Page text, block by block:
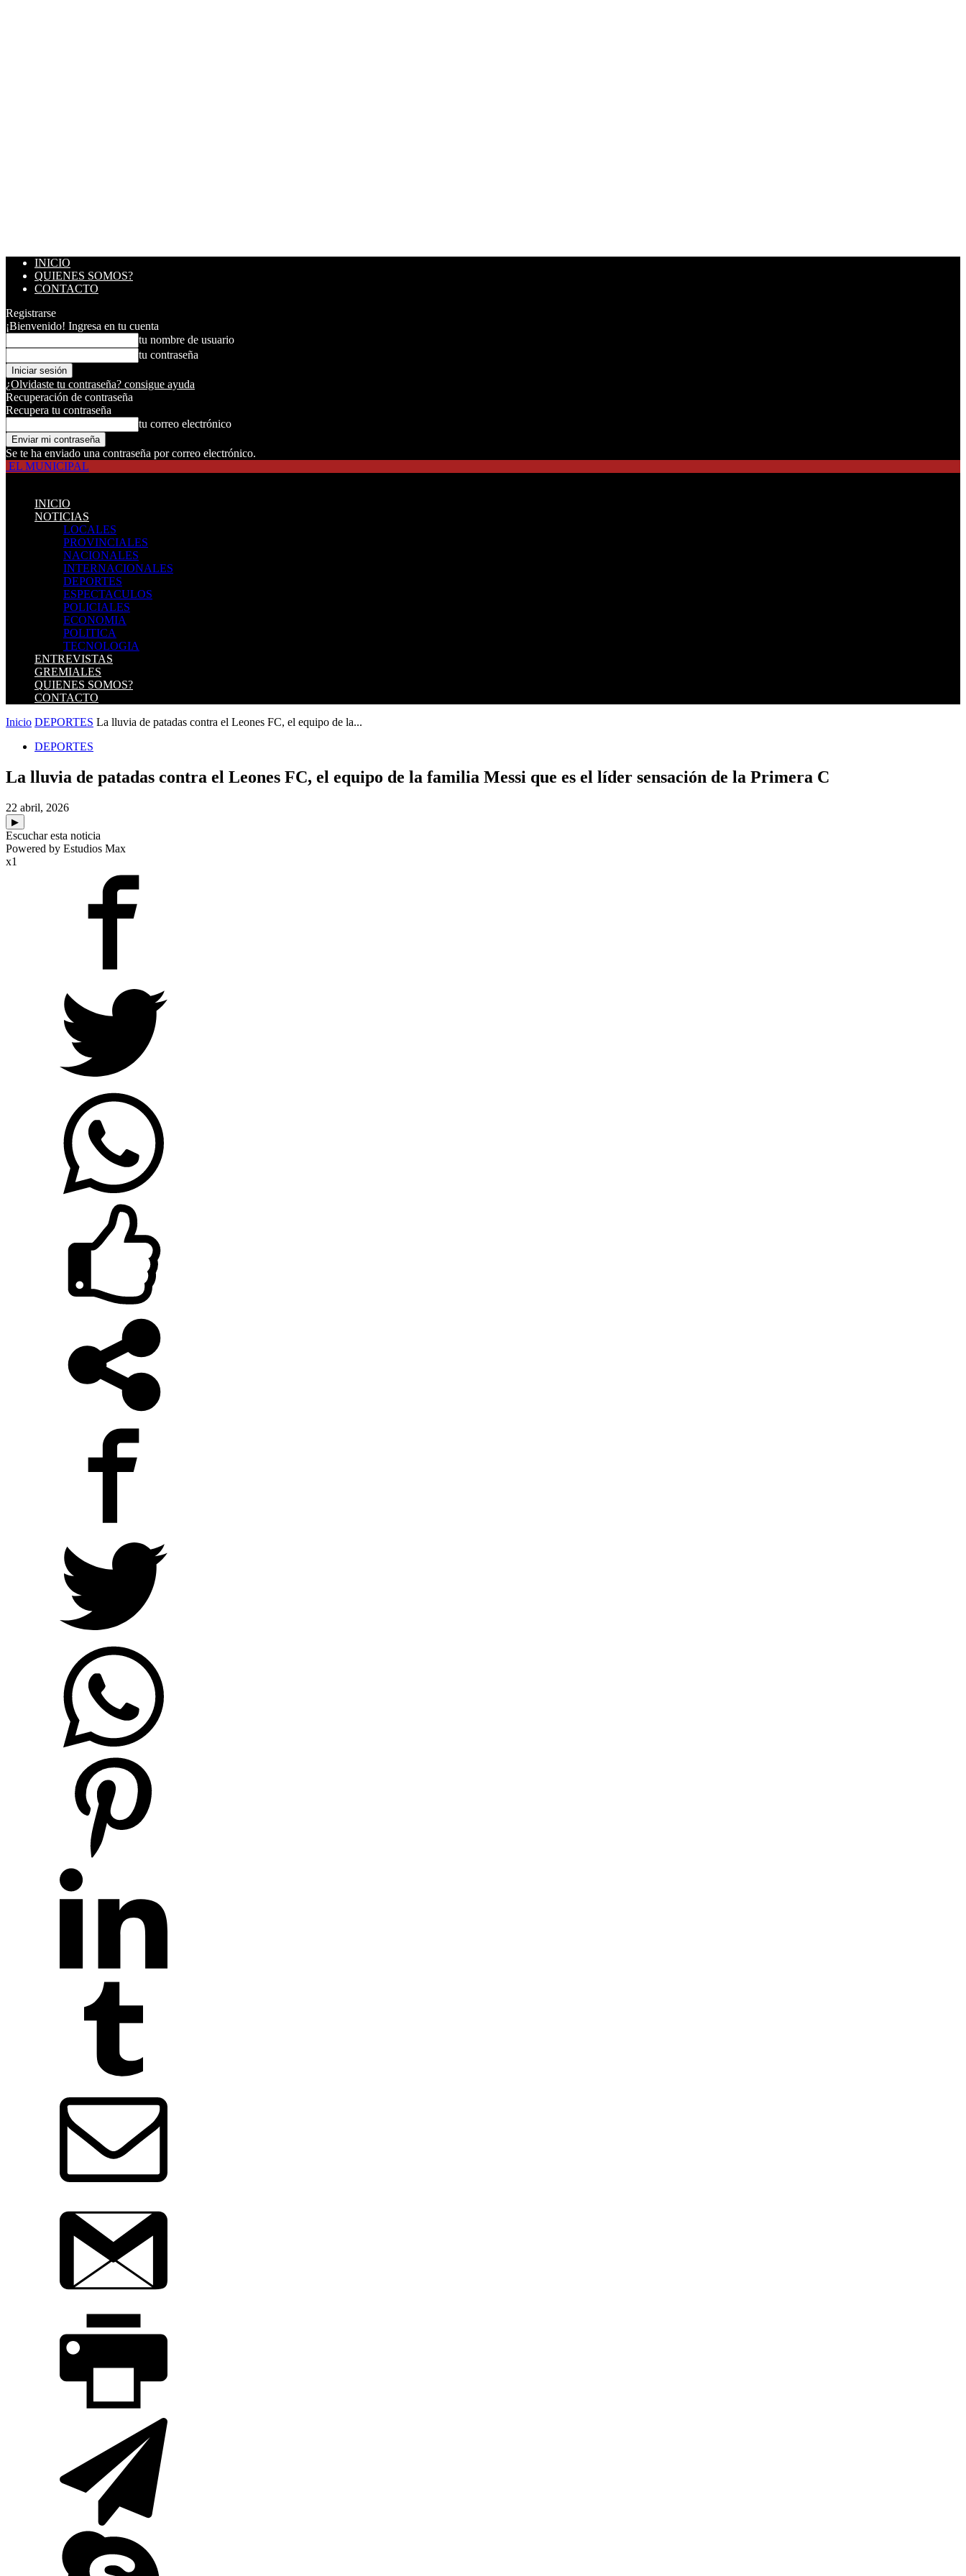
INICIO
QUIENES SOMOS?
CONTACTO
Registrarse
¡Bienvenido! Ingresa en tu cuenta
tu nombre de usuario
tu contraseña
¿Olvidaste tu contraseña? consigue ayuda
Recuperación de contraseña
Recupera tu contraseña
tu correo electrónico
Se te ha enviado una contraseña por correo electrónico.
EL MUNICIPAL
INICIO
NOTICIAS
LOCALES
PROVINCIALES
NACIONALES
INTERNACIONALES
DEPORTES
ESPECTACULOS
POLICIALES
ECONOMIA
POLITICA
TECNOLOGIA
ENTREVISTAS
GREMIALES
QUIENES SOMOS?
CONTACTO
Inicio DEPORTES La lluvia de patadas contra el Leones FC, el equipo de la...
DEPORTES
La lluvia de patadas contra el Leones FC, el equipo de la familia Messi que es el líder sensación de la Primera C
22 abril, 2026
▶
Escuchar esta noticia
Powered by Estudios Max
x1